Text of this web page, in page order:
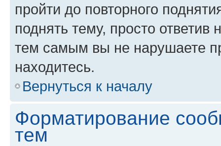
пройти до повторного
поднять тему, просто ответив
тем самым вы не нарушаете
находитесь.
Вернуться к началу
Форматирование
тем